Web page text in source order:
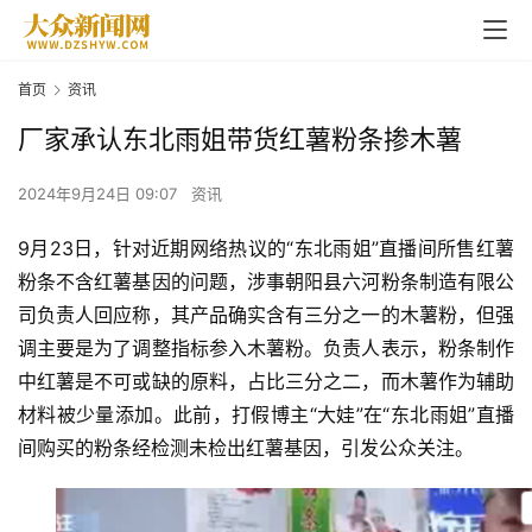
首页 资讯
厂家承认东北雨姐带货红薯粉条掺木薯
2024年9月24日 09:07 资讯
9月23日，针对近期网络热议的“东北雨姐”直播间所售红薯
粉条不含红薯基因的问题，涉事朝阳县六河粉条制造有限公
司负责人回应称，其产品确实含有三分之一的木薯粉，但强
调主要是为了调整指标参入木薯粉。负责人表示，粉条制作
中红薯是不可或缺的原料，占比三分之二，而木薯作为辅助
材料被少量添加。此前，打假博主“大娃”在“东北雨姐”直播
间购买的粉条经检测未检出红薯基因，引发公众关注。